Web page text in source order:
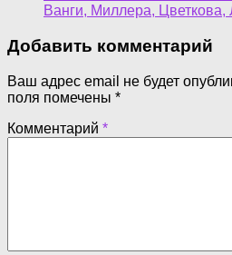
Ванги, Миллера,
Добавить комментарий
Ваш адрес email не будет
поля помечены *
Комментарий *